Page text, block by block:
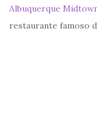
Albuquerque
restaurante famoso